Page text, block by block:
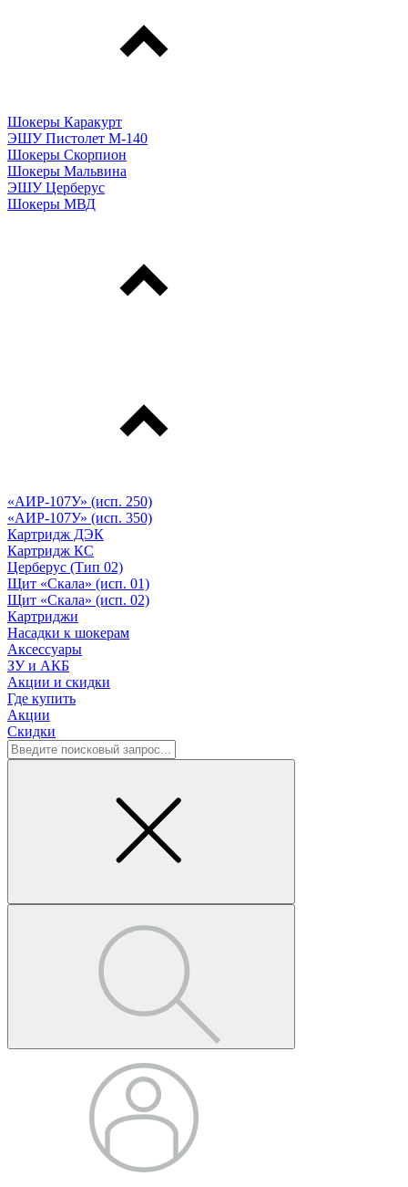
Шокеры Каракурт
ЭШУ Пистолет М-140
Шокеры Скорпион
Шокеры Мальвина
ЭШУ Церберус
Шокеры МВД
«АИР-107У» (исп. 250)
«АИР-107У» (исп. 350)
Картридж ДЭК
Картридж КС
Церберус (Тип 02)
Щит «Скала» (исп. 01)
Щит «Скала» (исп. 02)
Картриджи
Насадки к шокерам
Аксессуары
ЗУ и АКБ
Акции и скидки
Где купить
Акции
Скидки